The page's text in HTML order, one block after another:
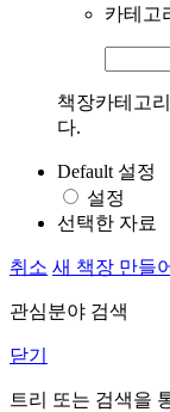
카테고
책장카테고
다.
Default 설정
설정
선택한 자료
취소 새 책장 만들
관심분야 검색
닫기
트리 또는 검색을